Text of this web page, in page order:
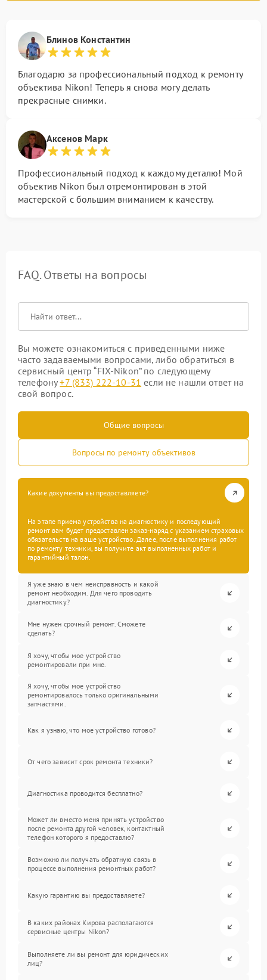
Блинов Константин
Благодарю за профессиональный подход к ремонту
объектива Nikon! Теперь я снова могу делать
прекрасные снимки.
Аксенов Марк
Профессиональный подход к каждому деталю! Мой
объектив Nikon был отремонтирован в этой
мастерской с большим вниманием к качеству.
FAQ. Ответы на вопросы
Вы можете ознакомиться с приведенными ниже
часто задаваемыми вопросами, либо обратиться в
сервисный центр “FIX-Nikon” по следующему
телефону+7 (833) 222-10-31 если не нашли ответ на
свой вопрос.
Общие вопросы
Вопросы по ремонту объективов
Какие документы вы предоставляете?
На этапе приема устройства на диагностику и последующий
ремонт вам будет предоставлен заказ-наряд с указанием страховых
обязательств на ваше устройство. Далее, после выполнения работ
по ремонту техники, вы получите акт выполненных работ и
гарантийный талон.
Я уже знаю в чем неисправность и какой
ремонт необходим. Для чего проводить
диагностику?
Мне нужен срочный ремонт. Сможете
сделать?
Я хочу, чтобы мое устройство
ремонтировали при мне.
Я хочу, чтобы мое устройство
ремонтировалось только оригинальными
запчастями.
Как я узнаю, что мое устройство готово?
От чего зависит срок ремонта техники?
Диагностика проводится бесплатно?
Может ли вместо меня принять устройство
после ремонта другой человек, контактный
телефон которого я предоставлю?
Возможно ли получать обратную связь в
процессе выполнения ремонтных работ?
Какую гарантию вы предоставляете?
В каких районах Кирова располагаются
сервисные центры Nikon?
Выполняете ли вы ремонт для юридических
лиц?